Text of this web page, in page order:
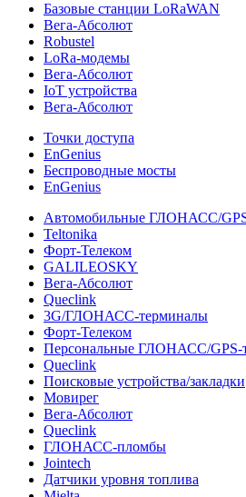
Базовые станции LoRaWAN
Вега-Абсолют
Robustel
LoRa-модемы
Вега-Абсолют
IoT устройства
Вега-Абсолют
Точки доступа
EnGenius
Беспроводные мосты
EnGenius
Автомобильные ГЛОНАСС/
Teltonika
Форт-Телеком
GALILEOSKY
Вега-Абсолют
Queclink
3G/ГЛОНАСС-терминалы
Форт-Телеком
Персональные ГЛОНАСС/GPS-
Queclink
Поисковые устройства/закладки
Мовирег
Вега-Абсолют
Queclink
ГЛОНАСС-пломбы
Jointech
Датчики уровня топлива